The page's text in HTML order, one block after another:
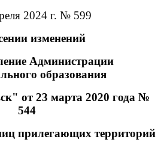
2024 г. № 599
изменений
Администрации
образования
от 23 марта 2020 года №
544
прилегающих территорий